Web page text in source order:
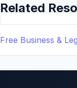
Related
📝 Free
Free Business &